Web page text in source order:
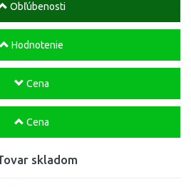
Obľúbenosti
Hodnotenie
Cena
Cena
skladom